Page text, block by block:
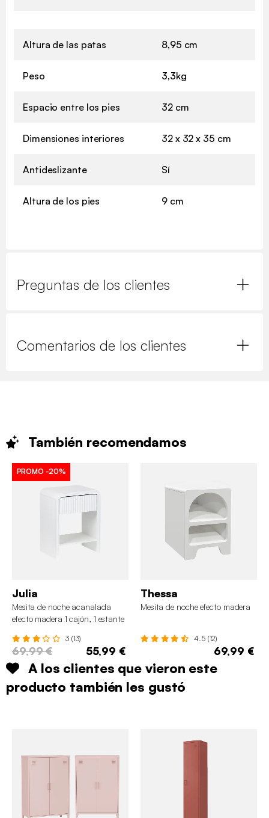
Altura de las patas 8,95 cm
Peso 3,3kg
Espacio entre los pies 32 cm
Dimensiones interiores 32 x 32 x 35 cm
Antideslizante Sí
Altura de los pies 9 cm
Preguntas de los clientes
Comentarios de los clientes
También recomendamos
PROMO -20%
Julia
Mesita de noche acanalada
efecto madera 1 cajón, 1 estante
3 (13)
69,99 € 55,99 €
Thessa
Mesita de noche efecto madera
4.5 (12)
69,99 €
A los clientes que vieron este
producto también les gustó